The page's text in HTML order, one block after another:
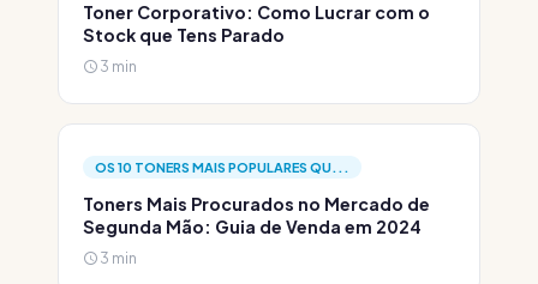
Toner Corporativo: Como Lucrar com o
Stock que Tens Parado
3 min
OS 10 TONERS MAIS POPULARES QU...
Toners Mais Procurados no Mercado de
Segunda Mão: Guia de Venda em 2024
3 min